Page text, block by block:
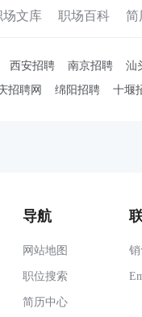
场文库 职场百科 简
西安招聘 南京招聘 汕
招聘网
绵阳招聘 十堰
导航
网站地图
职位搜索
简历中心
销